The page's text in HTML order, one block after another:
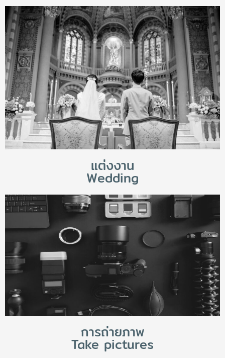
แต่งงาน
Wedding
การถ่ายภาพ
Take pictures